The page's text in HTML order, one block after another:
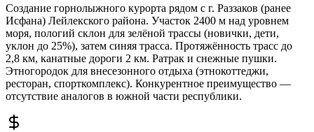
Создание горнолыжного курорта рядом с г. Раззаков (ранее
Исфана) Лейлекского района. Участок 2400 м над уровнем
моря, пологий склон для зелёной трассы (новички, дети,
уклон до 25%), затем синяя трасса. Протяжённость трасс до
2,8 км, канатные дороги 2 км. Ратрак и снежные пушки.
Этногородок для внесезонного отдыха (этнокоттеджи,
ресторан, спорткомплекс). Конкурентное преимущество —
отсутствие аналогов в южной части республики.